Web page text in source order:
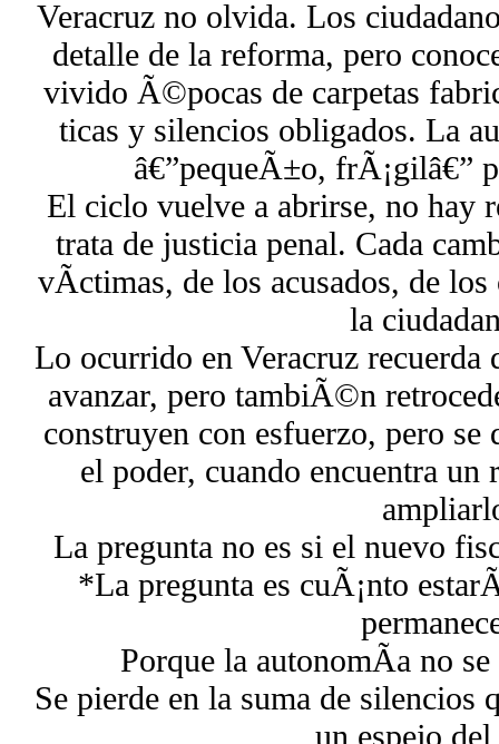
Veracruz no olvida. Los
detalle de la reforma, pero
vivido Ã©pocas de carpetas
ticas y silencios obligados. La
â€”pequeÃ±o, frÃ¡gilâ€”
El ciclo vuelve a abrirse, no hay
trata de justicia penal. Cada
vÃ­ctimas, de los acusados, de
la
Lo ocurrido en Veracruz recuerda
avanzar, pero tambiÃ©n
construyen con esfuerzo, pero se
el poder, cuando encuentra un
La pregunta no es si el nuevo
*La pregunta es cuÃ¡nto
Porque la autonomÃ­a no
Se pierde en la suma de silencios
un espejo